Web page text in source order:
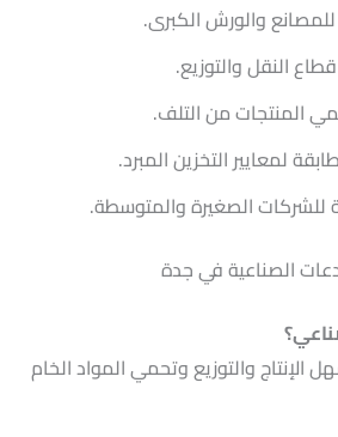
والورش الكبرى.
النقل والتوزيع.
المنتجات من التلف.
لمعايير التخزين المبرد.
الصغيرة والمتوسطة.
الصناعية في جدة
الإنتاج والتوزيع وتحمي المواد الخام